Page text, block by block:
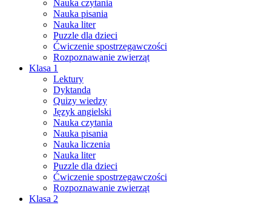
Nauka czytania
Nauka pisania
Nauka liter
Puzzle dla dzieci
Ćwiczenie spostrzegawczości
Rozpoznawanie zwierząt
Klasa 1
Lektury
Dyktanda
Quizy wiedzy
Język angielski
Nauka czytania
Nauka pisania
Nauka liczenia
Nauka liter
Puzzle dla dzieci
Ćwiczenie spostrzegawczości
Rozpoznawanie zwierząt
Klasa 2